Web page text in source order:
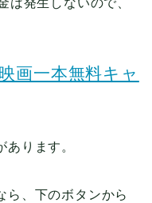
は発生しないので、
画一本無料キャ
ります。
ら、下のボタンから